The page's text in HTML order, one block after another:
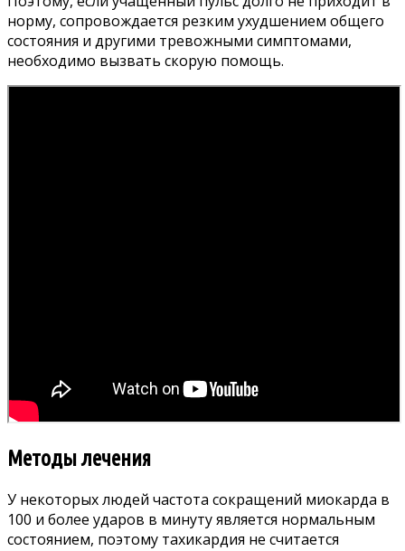
норму, сопровождается резким ухудшением общего
состояния и другими тревожными симптомами,
необходимо вызвать скорую помощь.
Методы лечения
У некоторых людей частота сокращений миокарда в
100 и более ударов в минуту является нормальным
состоянием, поэтому тахикардия не считается